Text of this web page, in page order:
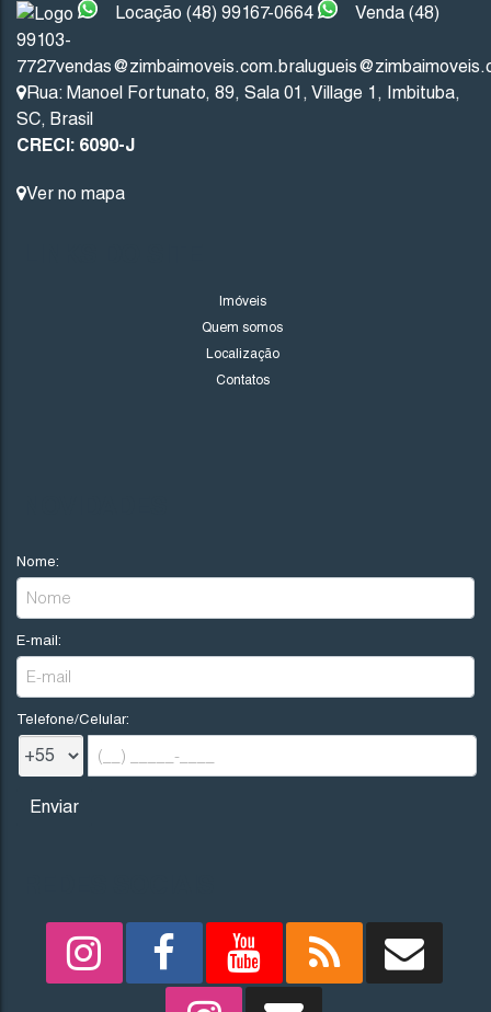
Imaruí
4 2 1
Locação (48) 99167-0664
Venda (48)
99103-
7727vendas@zimbaimoveis.com.br
Rua: Manoel Fortunato, 89, Sala 01 , Village 1 , Imbituba,
SC, Brasil
CRECI: 6090-J
Ver no mapa
Imóveis
Quem somos
Localização
Contatos
Nome:
E-mail:
Telefone/Celular: